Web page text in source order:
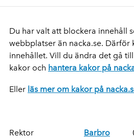
Du har valt att blockera innehåll
webbplatser än nacka.se. Därför
innehållet. Vill du ändra det gå
kakor och hantera kakor på
Eller läs mer om kakor på
Rektor
Barbro